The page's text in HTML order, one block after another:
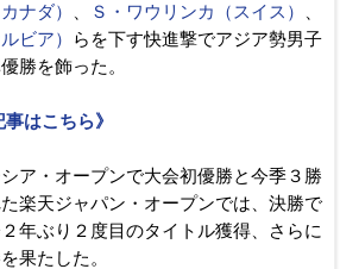
ナダ） Ｓ・ワウリンカ（スイス）
ビア）
らを下す快進撃でアジア勢男子
勝を飾った。
はこちら》
ア・オープンで大会初優勝と今季３勝
楽天ジャパン・オープンでは、決勝で
年ぶり２度目のタイトル獲得、さらに
果たした。